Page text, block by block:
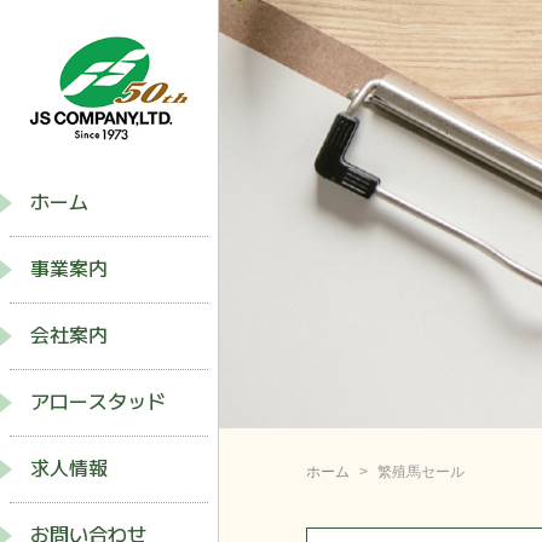
ホーム
事業案内
会社案内
アロースタッド
求人情報
お問い合わせ
ホーム 繁殖馬セール